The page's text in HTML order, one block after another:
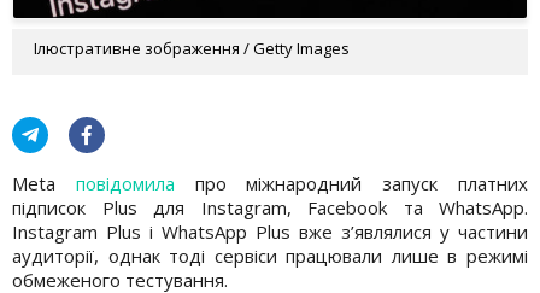
Ілюстративне зображення / Getty Images
Meta повідомила про міжнародний запуск платних
підписок Plus для Instagram, Facebook та WhatsApp.
Instagram Plus і WhatsApp Plus вже з’являлися у частини
аудиторії, однак тоді сервіси працювали лише в режимі
обмеженого тестування.